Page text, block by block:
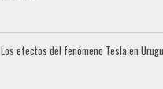
Los efectos del fenómeno Tesla en